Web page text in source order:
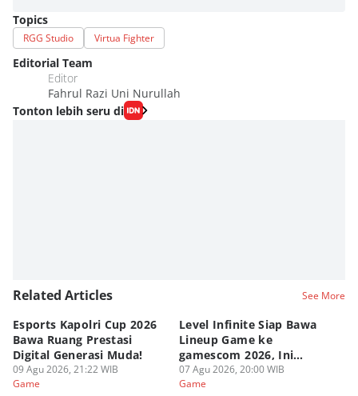
Topics
RGG Studio Virtua Fighter
Editorial Team
Editor
Fahrul Razi Uni Nurullah
Tonton lebih seru di
Related Articles See More
Esports Kapolri Cup 2026
Bawa Ruang Prestasi
Digital Generasi Muda!
09 Agu 2026, 21:22 WIB
Game
Level Infinite Siap Bawa
Lineup Game ke
gamescom 2026, Ini
Judulnya!
07 Agu 2026, 20:00 WIB
Game